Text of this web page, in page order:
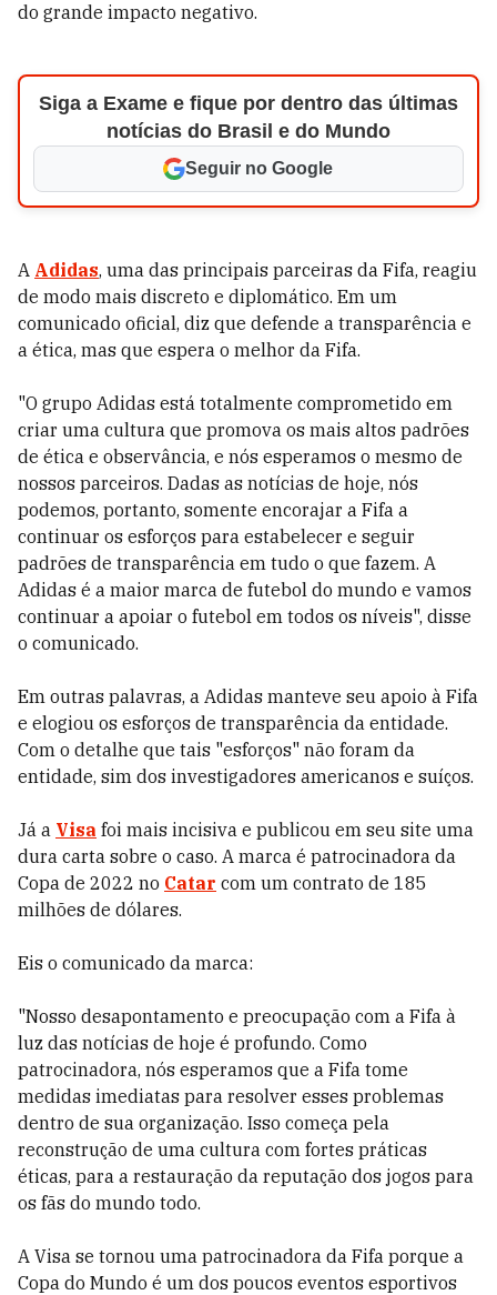
do grande impacto negativo.
Siga a Exame e fique por dentro das últimas
notícias do Brasil e do Mundo
Seguir no Google
A Adidas, uma das principais parceiras da Fifa, reagiu
de modo mais discreto e diplomático. Em um
comunicado oficial, diz que defende a transparência e
a ética, mas que espera o melhor da Fifa.
"O grupo Adidas está totalmente comprometido em
criar uma cultura que promova os mais altos padrões
de ética e observância, e nós esperamos o mesmo de
nossos parceiros. Dadas as notícias de hoje, nós
podemos, portanto, somente encorajar a Fifa a
continuar os esforços para estabelecer e seguir
padrões de transparência em tudo o que fazem. A
Adidas é a maior marca de futebol do mundo e vamos
continuar a apoiar o futebol em todos os níveis", disse
o comunicado.
Em outras palavras, a Adidas manteve seu apoio à Fifa
e elogiou os esforços de transparência da entidade.
Com o detalhe que tais "esforços" não foram da
entidade, sim dos investigadores americanos e suíços.
Já a Visa foi mais incisiva e publicou em seu site uma
dura carta sobre o caso. A marca é patrocinadora da
Copa de 2022 no Catar com um contrato de 185
milhões de dólares.
Eis o comunicado da marca:
"Nosso desapontamento e preocupação com a Fifa à
luz das notícias de hoje é profundo. Como
patrocinadora, nós esperamos que a Fifa tome
medidas imediatas para resolver esses problemas
dentro de sua organização. Isso começa pela
reconstrução de uma cultura com fortes práticas
éticas, para a restauração da reputação dos jogos para
os fãs do mundo todo.
A Visa se tornou uma patrocinadora da Fifa porque a
Copa do Mundo é um dos poucos eventos esportivos